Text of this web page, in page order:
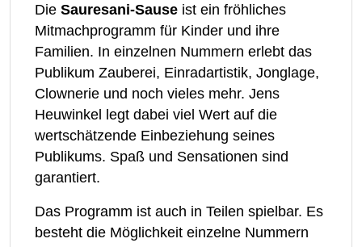
Die Sauresani-Sause ist ein fröhliches
Mitmachprogramm für Kinder und ihre
Familien. In einzelnen Nummern erlebt das
Publikum Zauberei, Einradartistik, Jonglage,
Clownerie und noch vieles mehr. Jens
Heuwinkel legt dabei viel Wert auf die
wertschätzende Einbeziehung seines
Publikums. Spaß und Sensationen sind
garantiert.
Das Programm ist auch in Teilen spielbar. Es
besteht die Möglichkeit einzelne Nummern